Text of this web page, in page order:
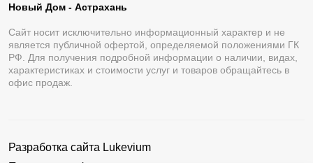
Новый Дом - Астрахань
Сайт носит исключительно информационный характер и не
является публичной офертой, определяемой положениями ГК
РФ. Для получения подробной информации о наличии, видах,
характеристиках и стоимости услуг и товаров обращайтесь в
офис продаж.
Разработка сайта Lukevium